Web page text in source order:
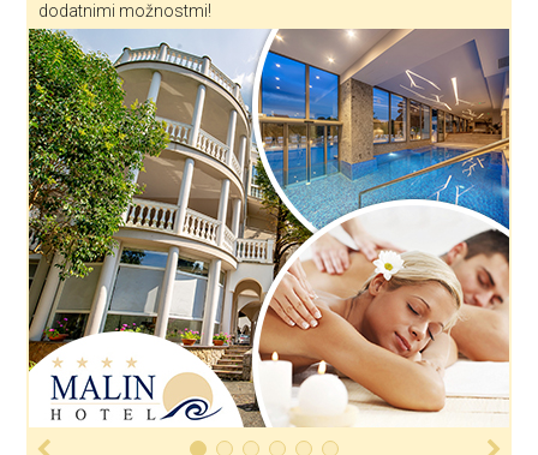
dodatnimi možnostmi!